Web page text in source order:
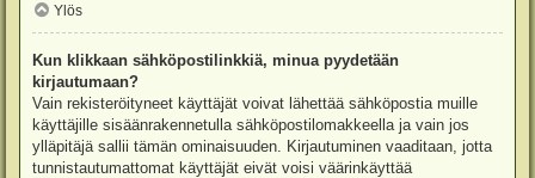
Ylös
Kun klikkaan sähköpostilinkkiä, minua pyydetään
kirjautumaan?
Vain rekisteröityneet käyttäjät voivat lähettää sähköpostia muille
käyttäjille sisäänrakennetulla sähköpostilomakkeella ja vain jos
ylläpitäjä sallii tämän ominaisuuden. Kirjautuminen vaaditaan, jotta
tunnistautumattomat käyttäjät eivät voisi väärinkäyttää